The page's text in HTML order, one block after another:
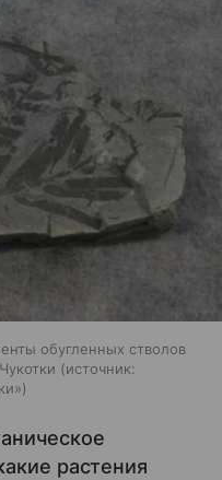
обугленных стволов
источник:
растения